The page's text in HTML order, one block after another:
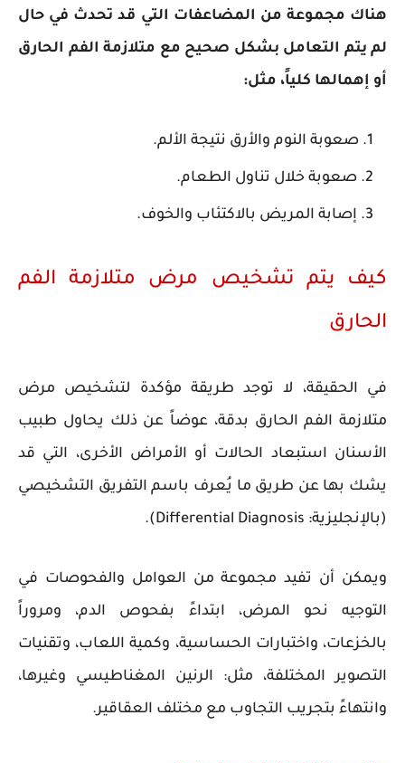
هناك مجموعة من المضاعفات التي قد تحدث في حال
لم يتم التعامل بشكل صحيح مع متلازمة الفم الحارق
أو إهمالها كلياً، مثل:
صعوبة النوم والأرق نتيجة الألم.
صعوبة خلال تناول الطعام.
إصابة المريض بالاكتئاب والخوف.
كيف يتم تشخيص مرض متلازمة الفم
الحارق
في الحقيقة، لا توجد طريقة مؤكدة لتشخيص مرض
متلازمة الفم الحارق بدقة، عوضاً عن ذلك يحاول طبيب
الأسنان استبعاد الحالات أو الأمراض الأخرى، التي قد
يشك بها عن طريق ما يُعرف باسم التفريق التشخيصي
(بالإنجليزية: Differential Diagnosis).
ويمكن أن تفيد مجموعة من العوامل والفحوصات في
التوجيه نحو المرض، ابتداءً بفحوص الدم، ومروراً
بالخزعات، واختبارات الحساسية، وكمية اللعاب، وتقنيات
التصوير المختلفة، مثل: الرنين المغناطيسي وغيرها،
وانتهاءً بتجريب التجاوب مع مختلف العقاقير.